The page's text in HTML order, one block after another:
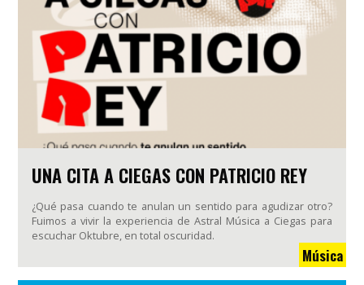
UNA CITA A CIEGAS CON PATRICIO REY
¿Qué pasa cuando te anulan un sentido para agudizar otro?
Fuimos a vivir la experiencia de Astral Música a Ciegas para
escuchar Oktubre, en total oscuridad.
Música